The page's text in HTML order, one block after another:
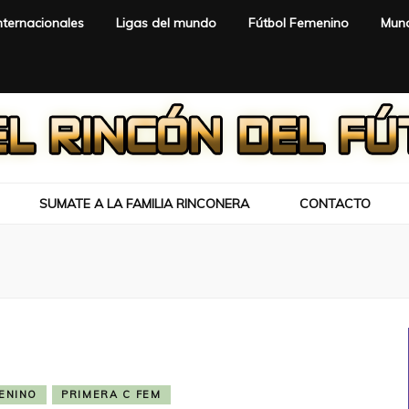
Ligas del mundo Fútbol Femenino
SUMATE A LA FAMILIA RINCONERA CONTACTO
PRIMERA C FEM